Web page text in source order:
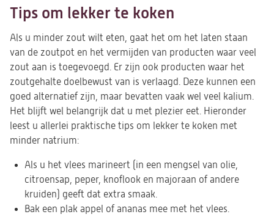
Tips om lekker te koken
Als u minder zout wilt eten, gaat het om het laten staan
van de zoutpot en het vermijden van producten waar veel
zout aan is toegevoegd. Er zijn ook producten waar het
zoutgehalte doelbewust van is verlaagd. Deze kunnen een
goed alternatief zijn, maar bevatten vaak wel veel kalium.
Het blijft wel belangrijk dat u met plezier eet. Hieronder
leest u allerlei praktische tips om lekker te koken met
minder natrium:
Als u het vlees marineert (in een mengsel van olie,
citroensap, peper, knoflook en majoraan of andere
kruiden) geeft dat extra smaak.
Bak een plak appel of ananas mee met het vlees.